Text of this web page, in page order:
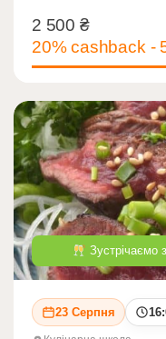
2 500 ₴
20% cashback -
2 500 ₴
Зустрічаємо
23 Серпня